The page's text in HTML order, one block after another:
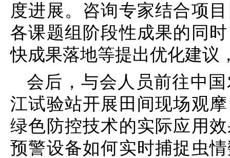
度进展。咨询专家结合项
各课题组阶段性成果的同
快成果落地等提出优化建议
会后，与会人员前往中
江试验站开展田间现场观
绿色防控技术的实际应用
预警设备如何实时捕捉虫